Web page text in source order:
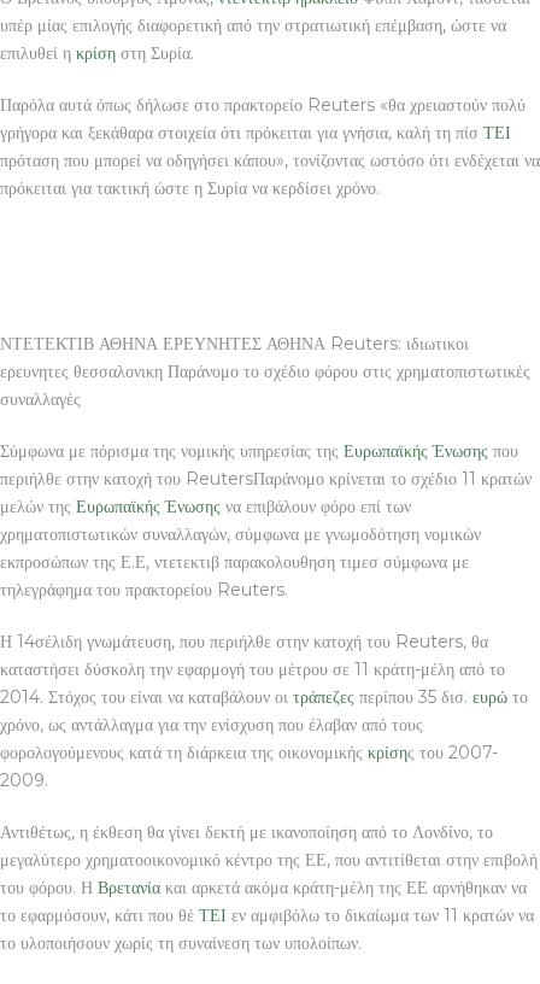
υπέρ μίας επιλογής διαφορετική από την στρατιωτική επέμβαση, ώστε να
επιλυθεί η κρίση στη Συρία.
Παρόλα αυτά όπως δήλωσε στο πρακτορείο Reuters «θα χρειαστούν πολύ
γρήγορα και ξεκάθαρα στοιχεία ότι πρόκειται για γνήσια, καλή τη πίσ ΤΕΙ
πρόταση που μπορεί να οδηγήσει κάπου», τονίζοντας ωστόσο ότι ενδέχεται να
πρόκειται για τακτική ώστε η Συρία να κερδίσει χρόνο.
ΝΤΕΤΕΚΤΙΒ ΑΘΗΝΑ ΕΡΕΥΝΗΤΕΣ ΑΘΗΝΑ Reuters: ιδιωτικοι
ερευνητες θεσσαλονικη Παράνομο το σχέδιο φόρου στις χρηματοπιστωτικές
συναλλαγές
Σύμφωνα με πόρισμα της νομικής υπηρεσίας της Ευρωπαϊκής Ένωσης που
περιήλθε στην κατοχή του ReutersΠαράνομο κρίνεται το σχέδιο 11 κρατών
μελών της Ευρωπαϊκής Ένωσης να επιβάλουν φόρο επί των
χρηματοπιστωτικών συναλλαγών, σύμφωνα με γνωμοδότηση νομικών
εκπροσώπων της Ε.Ε, ντετεκτιβ παρακολουθηση τιμεσ σύμφωνα με
τηλεγράφημα του πρακτορείου Reuters.
Η 14σέλιδη γνωμάτευση, που περιήλθε στην κατοχή του Reuters, θα
καταστήσει δύσκολη την εφαρμογή του μέτρου σε 11 κράτη-μέλη από το
2014. Στόχος του είναι να καταβάλουν οι τράπεζες περίπου 35 δισ. ευρώ το
χρόνο, ως αντάλλαγμα για την ενίσχυση που έλαβαν από τους
φορολογούμενους κατά τη διάρκεια της οικονομικής κρίσης του 2007-
2009.
Αντιθέτως, η έκθεση θα γίνει δεκτή με ικανοποίηση από το Λονδίνο, το
μεγαλύτερο χρηματοοικονομικό κέντρο της ΕΕ, που αντιτίθεται στην επιβολή
του φόρου. Η Βρετανία και αρκετά ακόμα κράτη-μέλη της ΕΕ αρνήθηκαν να
το εφαρμόσουν, κάτι που θέ ΤΕΙ εν αμφιβόλω το δικαίωμα των 11 κρατών να
το υλοποιήσουν χωρίς τη συναίνεση των υπολοίπων.